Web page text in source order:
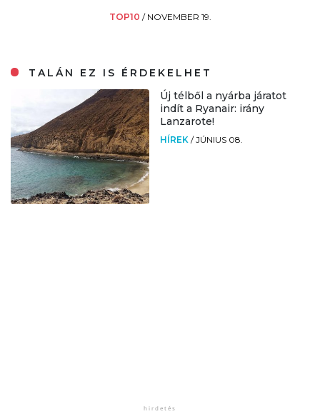
TOP10 / NOVEMBER 19.
TALÁN EZ IS ÉRDEKELHET
Új télből a nyárba járatot
indít a Ryanair: irány
Lanzarote!
HÍREK /JÚNIUS 08.